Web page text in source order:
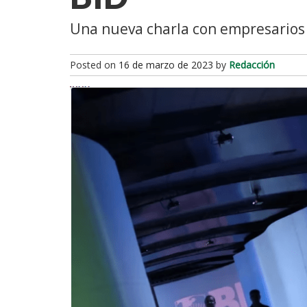
Una nueva charla con
Posted on 16 de marzo de 2023 by Redacción